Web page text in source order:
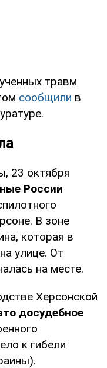
травм
сообщили в
23 октября
России
В зоне
которая в
улице. От
на месте.
Херсонской
досудебное
к гибели